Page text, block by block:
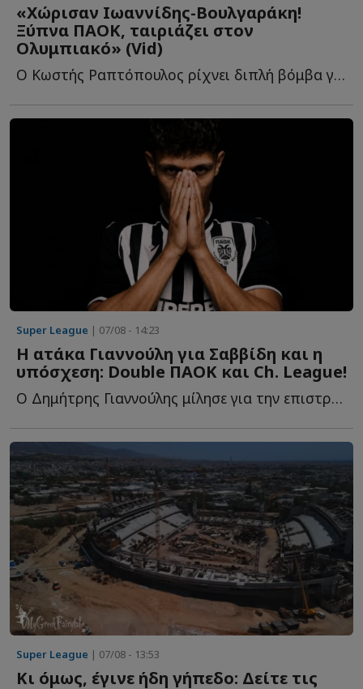
«Χώρισαν Ιωαννίδης-Βουλγαράκη!
Ξύπνα ΠΑΟΚ, ταιριάζει στον
Ολυμπιακό» (Vid)
Ο Κωστής Ραπτόπουλος ρίχνει διπλή βόμβα για τον Φώτη Ι...
Super League | 07/08 - 14:23
Η ατάκα Γιαννούλη για Σαββίδη και η
υπόσχεση: Double ΠΑΟΚ και Ch. League!
Ο Δημήτρης Γιαννούλης μίλησε για την επιστροφή του σ...
Super League | 07/08 - 13:53
Κι όμως, έγινε ήδη γήπεδο: Δείτε τις